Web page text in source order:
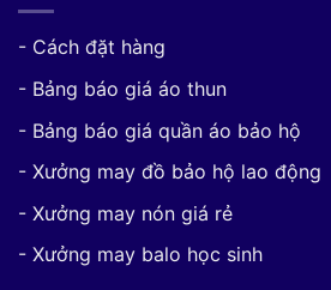
- Cách đặt hàng
- Bảng báo giá áo thun
- Bảng báo giá quần áo bảo hộ
- Xưởng may đồ bảo hộ lao động
- Xưởng may nón giá rẻ
- Xưởng may balo học sinh